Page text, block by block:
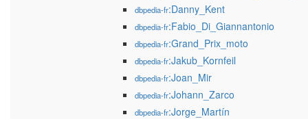
dbpedia-fr:Danny_Kent
dbpedia-fr:Fabio_Di_Giannantonio
dbpedia-fr:Grand_Prix_moto
dbpedia-fr:Jakub_Kornfeil
dbpedia-fr:Joan_Mir
dbpedia-fr:Johann_Zarco
dbpedia-fr:Jorge_Martín